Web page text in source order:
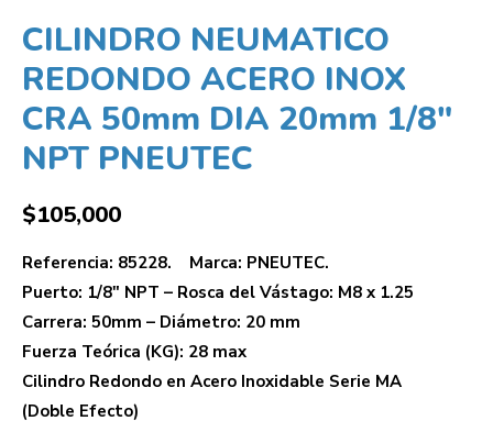
CILINDRO NEUMATICO
REDONDO ACERO INOX
CRA 50mm DIA 20mm 1/8″
NPT PNEUTEC
$105,000
Referencia: 85228. Marca: PNEUTEC.
Puerto: 1/8″ NPT – Rosca del Vástago: M8 x 1.25
Carrera: 50mm – Diámetro: 20 mm
Fuerza Teórica (KG): 28 max
Cilindro Redondo en Acero Inoxidable Serie MA
(Doble Efecto)